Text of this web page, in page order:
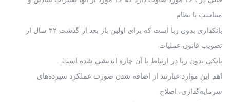
متناسب با نظام
بانکداری بدون ربا است که برای اولین بار بعد از گذشت ۳۲ سال از
تصویب قانون عملیات
بانکی بدون ربا در ارتباط با آن چاره اندیشی شده است.
اهم این موارد عبارتند از اضافه شدن صورت عملکرد سپرده‌های
سرمایه‌گذاری، اصلاح